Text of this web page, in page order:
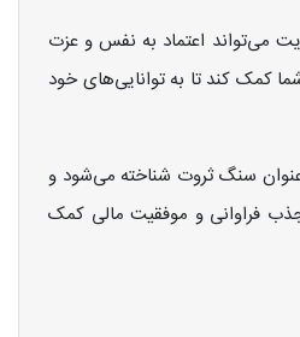
می‌تواند اعتماد به نفس و عزت
کمک کند تا به توانایی‌های خود
سنگ ثروت شناخته می‌شود و
فراوانی و موفقیت مالی کمک